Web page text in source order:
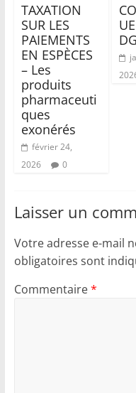
TAXATION
SUR LES
PAIEMENTS
EN ESPÈCES
– Les
produits
pharmaceuti
ques
exonérés
février 24,
2026
0
Laisser un
Votre adresse e-mail
obligatoires sont
Commentaire*